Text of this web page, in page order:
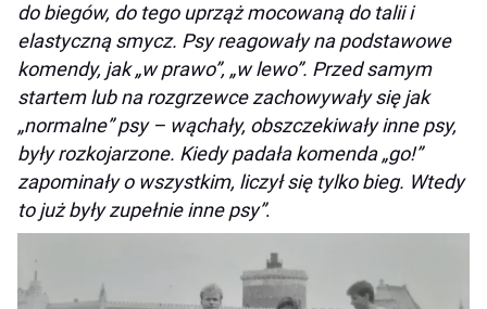
do biegów, do tego uprząż mocowaną do talii i
elastyczną smycz. Psy reagowały na podstawowe
komendy, jak „w prawo”, „w lewo”. Przed samym
startem lub na rozgrzewce zachowywały się jak
„normalne” psy – wąchały, obszczekiwały inne psy,
były rozkojarzone. Kiedy padała komenda „go!”
zapominały o wszystkim, liczył się tylko bieg. Wtedy
to już były zupełnie inne psy”.